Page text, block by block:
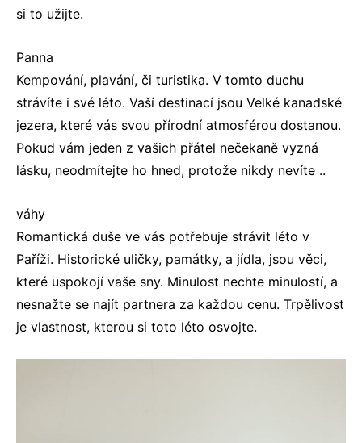
si to užijte.
Panna
Kempování, plavání, či turistika. V tomto duchu
strávíte i své léto. Vaší destinací jsou Velké kanadské
jezera, které vás svou přírodní atmosférou dostanou.
Pokud vám jeden z vašich přátel nečekaně vyzná
lásku, neodmítejte ho hned, protože nikdy nevíte ..
váhy
Romantická duše ve vás potřebuje strávit léto v
Paříži. Historické uličky, památky, a jídla, jsou věci,
které uspokojí vaše sny. Minulost nechte minulostí, a
nesnažte se najít partnera za každou cenu. Trpělivost
je vlastnost, kterou si toto léto osvojte.